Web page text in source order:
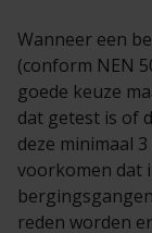
Wanneer een
(conform NEN
goede keuze
dat getest is of
deze minimaal
voorkomen dat
reden worden